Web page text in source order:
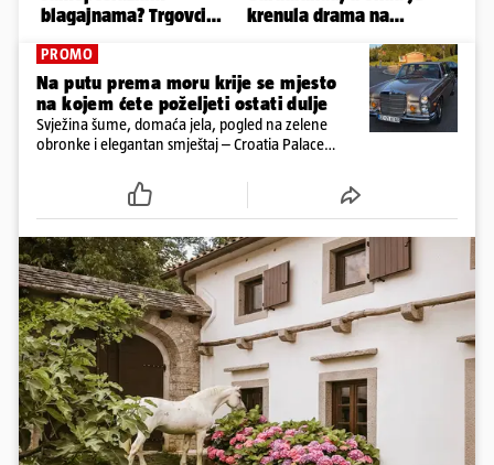
PROMO
Na putu prema moru krije se mjesto
na kojem ćete poželjeti ostati dulje
Svježina šume, domaća jela, pogled na zelene
obronke i elegantan smještaj – Croatia Palace